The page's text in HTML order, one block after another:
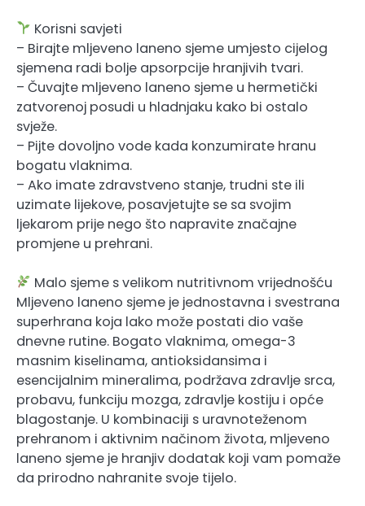
Korisni savjeti
– Birajte mljeveno laneno sjeme umjesto cijelog
sjemena radi bolje apsorpcije hranjivih tvari.
– Čuvajte mljeveno laneno sjeme u hermetički
zatvorenoj posudi u hladnjaku kako bi ostalo
svježe.
– Pijte dovoljno vode kada konzumirate hranu
bogatu vlaknima.
– Ako imate zdravstveno stanje, trudni ste ili
uzimate lijekove, posavjetujte se sa svojim
ljekarom prije nego što napravite značajne
promjene u prehrani.
Malo sjeme s velikom nutritivnom vrijednošću
Mljeveno laneno sjeme je jednostavna i svestrana
superhrana koja lako može postati dio vaše
dnevne rutine. Bogato vlaknima, omega-3
masnim kiselinama, antioksidansima i
esencijalnim mineralima, podržava zdravlje srca,
probavu, funkciju mozga, zdravlje kostiju i opće
blagostanje. U kombinaciji s uravnoteženom
prehranom i aktivnim načinom života, mljeveno
laneno sjeme je hranjiv dodatak koji vam pomaže
da prirodno nahranite svoje tijelo.